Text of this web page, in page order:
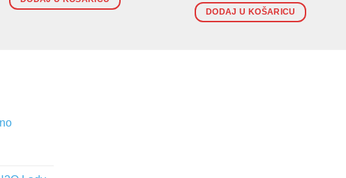
DODAJ U KOŠARICU